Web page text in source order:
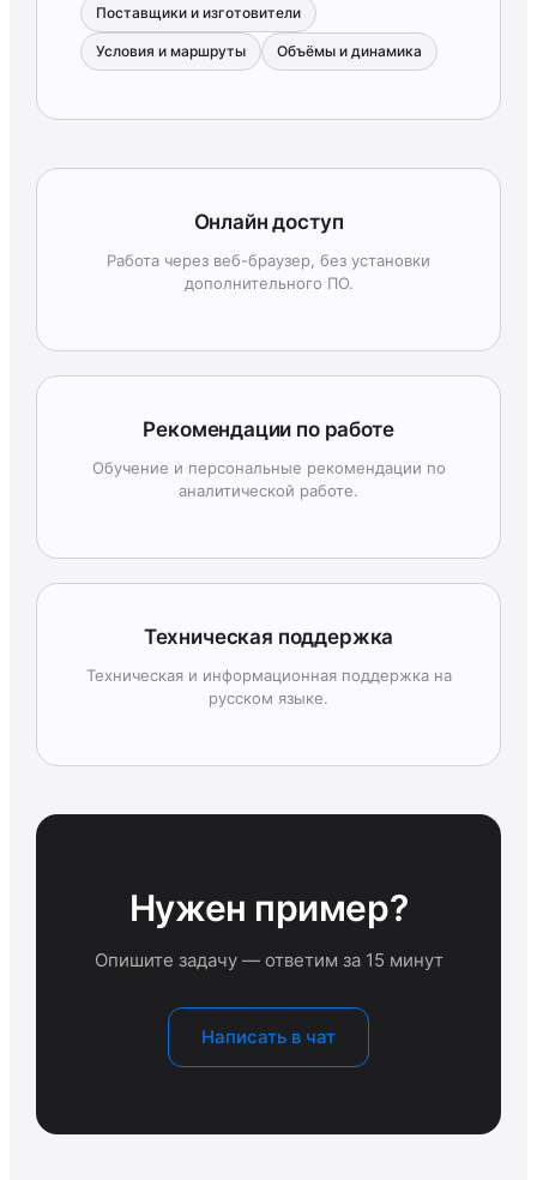
Поставщики и изготовители
Условия и маршруты Объёмы и динамика
Онлайн доступ
Работа через веб-браузер, без установки
дополнительного ПО.
Рекомендации по работе
Обучение и персональные рекомендации по
аналитической работе.
Техническая поддержка
Техническая и информационная поддержка на
русском языке.
Нужен пример?
Опишите задачу — ответим за 15 минут
Написать в чат